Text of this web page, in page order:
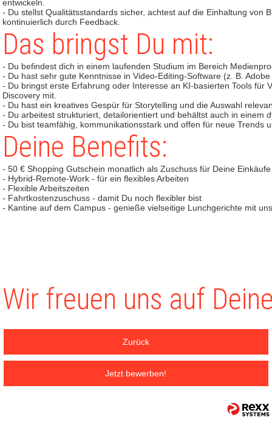
entwickeln.
- Du stellst Qualitätsstandards sicher, achtest auf die Einhaltung von
kontinuierlich durch Feedback.
Das bringst Du mit:
- Du befindest dich in einem laufenden Studium im Bereich
- Du hast sehr gute Kenntnisse in Video-Editing-Software (z. B.
- Du bringst erste Erfahrung oder Interesse an KI-basierten Tools für
Discovery mit.
- Du hast ein kreatives Gespür für Storytelling und die Auswahl
- Du arbeitest strukturiert, detailorientiert und behältst auch in einem
- Du bist teamfähig, kommunikationsstark und offen für neue Trends
Deine Benefits:
- 50 € Shopping Gutschein monatlich als Zuschuss für Deine Einkäufe
- Hybrid-Remote-Work - für ein flexibles Arbeiten
- Flexible Arbeitszeiten
- Fahrtkostenzuschuss - damit Du noch flexibler bist
- Kantine auf dem Campus - genieße vielseitige Lunchgerichte mit
Wir freuen uns auf
Zurück
Jetzt bewerben!